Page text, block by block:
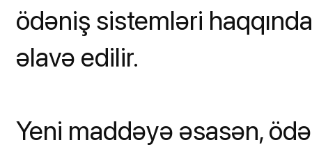
ödəniş sistemləri
əlavə edilir.
Yeni maddəyə əsasən,